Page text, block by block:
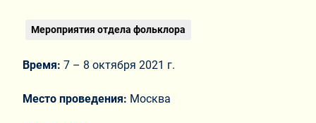
Мероприятия отдела фольклора
Время: 7 – 8 октября 2021 г.
Место проведения: Москва